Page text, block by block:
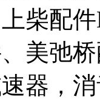
柴配
美弛
器，